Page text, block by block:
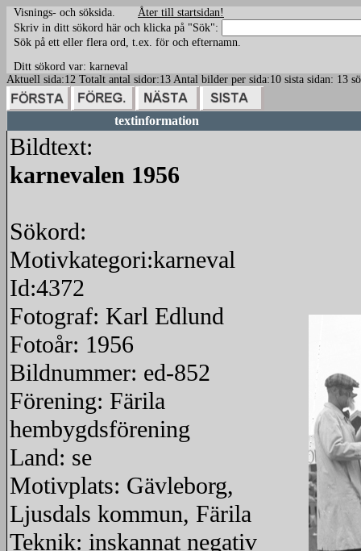
Visnings- och söksida. Åter till startsidan!
Skriv in ditt sökord här och klicka på "Sök":
Sök på ett eller flera ord, t.ex. för och efternamn.
Ditt sökord var: karneval
Aktuell sida:12 Totalt antal sidor:13 Antal bilder per sida:10 sista sidan: 13
textinformation
Bildtext:
karnevalen 1956
Sökord:
Motivkategori:karneval
Id:4372
Fotograf: Karl Edlund
Fotoår: 1956
Bildnummer: ed-852
Förening: Färila
hembygdsförening
Land: se
Motivplats: Gävleborg,
Ljusdals kommun, Färila
Teknik: inskannat negativ